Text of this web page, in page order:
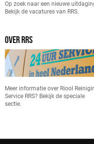
Op zoek naar een nieuwe
Bekijk de vacatures van RRS.
OVER RRS
Meer informatie over Riool
Service RRS? Bekijk de speciale
sectie.